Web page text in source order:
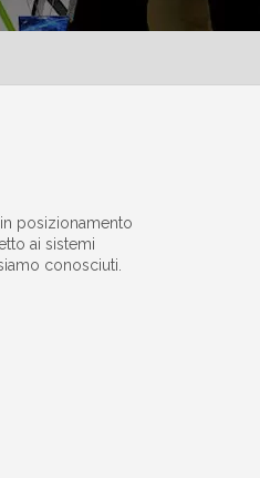
Español
English
posizionamento
ai sistemi
conosciuti.